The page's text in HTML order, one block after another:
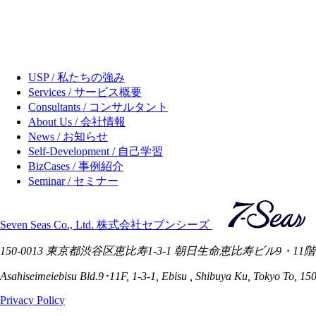
USP / 私たちの強み
Services / サービス概要
Consultants / コンサルタント
About Us / 会社情報
News / お知らせ
Self-Development / 自己学習
BizCases / 事例紹介
Seminar / セミナー
Seven Seas Co., Ltd. 株式会社セブンシーズ
150-0013 東京都渋谷区恵比寿1-3-1 朝日生命恵比寿ビル9・11階
Asahiseimeiebisu Bld.9･11F, 1-3-1, Ebisu , Shibuya Ku, Tokyo To,
Privacy Policy